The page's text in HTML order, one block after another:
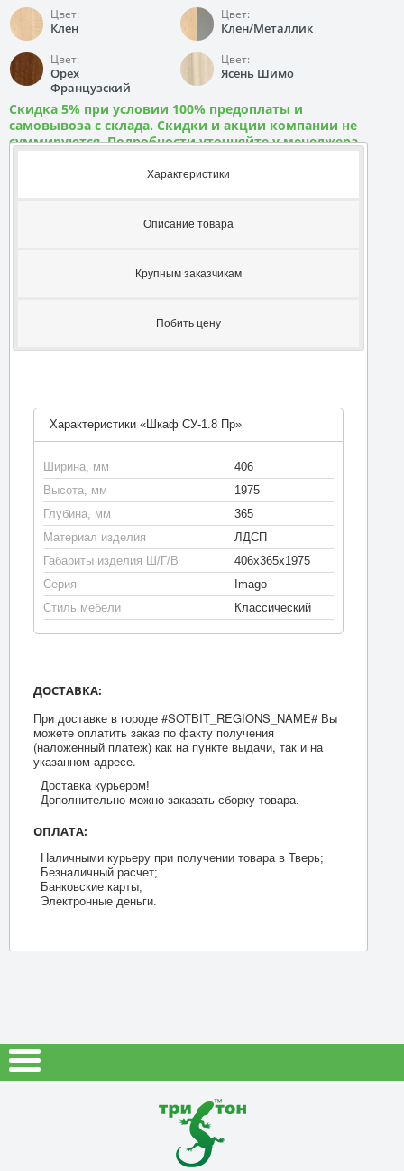
Цвет:
Клен
Цвет:
Клен/Металлик
Цвет:
Орех
Французский
Цвет:
Ясень Шимо
Скидка 5% при условии 100% предоплаты и
самовывоза с склада. Скидки и акции компании не
суммируются. Подробности уточняйте у менеджера
Характеристики
Описание товара
Крупным заказчикам
Побить цену
Характеристики «Шкаф СУ-1.8 Пр»
Ширина, мм
406
Высота, мм
1975
Глубина, мм
365
Материал изделия
ЛДСП
Габариты изделия Ш/Г/В
406х365х1975
Серия
Imago
Стиль мебели
Классический
ДОСТАВКА:
При доставке в городе #SOTBIT_REGIONS_NAME# Вы
можете оплатить заказ по факту получения
(наложенный платеж) как на пункте выдачи, так и на
указанном адресе.
Доставка курьером!
Дополнительно можно заказать сборку товара.
ОПЛАТА:
Наличными курьеру при получении товара в Тверь;
Безналичный расчет;
Банковские карты;
Электронные деньги.